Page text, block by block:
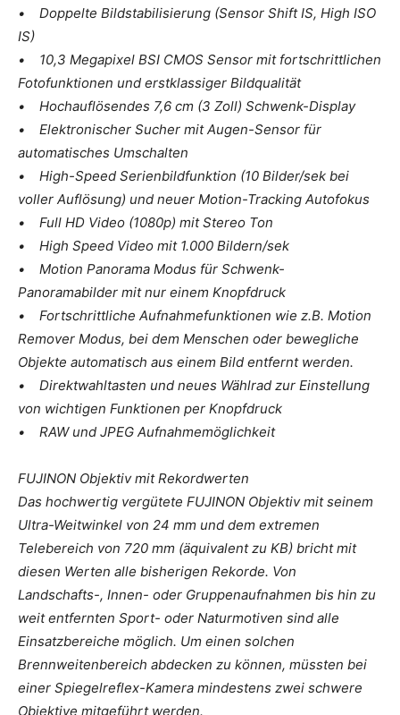
• Doppelte Bildstabilisierung (Sensor Shift IS, High ISO
IS)
• 10,3 Megapixel BSI CMOS Sensor mit fortschrittlichen
Fotofunktionen und erstklassiger Bildqualität
• Hochauflösendes 7,6 cm (3 Zoll) Schwenk-Display
• Elektronischer Sucher mit Augen-Sensor für
automatisches Umschalten
• High-Speed Serienbildfunktion (10 Bilder/sek bei
voller Auflösung) und neuer Motion-Tracking Autofokus
• Full HD Video (1080p) mit Stereo Ton
• High Speed Video mit 1.000 Bildern/sek
• Motion Panorama Modus für Schwenk-
Panoramabilder mit nur einem Knopfdruck
• Fortschrittliche Aufnahmefunktionen wie z.B. Motion
Remover Modus, bei dem Menschen oder bewegliche
Objekte automatisch aus einem Bild entfernt werden.
• Direktwahltasten und neues Wählrad zur Einstellung
von wichtigen Funktionen per Knopfdruck
• RAW und JPEG Aufnahmemöglichkeit
FUJINON Objektiv mit Rekordwerten
Das hochwertig vergütete FUJINON Objektiv mit seinem
Ultra-Weitwinkel von 24 mm und dem extremen
Telebereich von 720 mm (äquivalent zu KB) bricht mit
diesen Werten alle bisherigen Rekorde. Von
Landschafts-, Innen- oder Gruppenaufnahmen bis hin zu
weit entfernten Sport- oder Naturmotiven sind alle
Einsatzbereiche möglich. Um einen solchen
Brennweitenbereich abdecken zu können, müssten bei
einer Spiegelreflex-Kamera mindestens zwei schwere
Objektive mitgeführt werden.